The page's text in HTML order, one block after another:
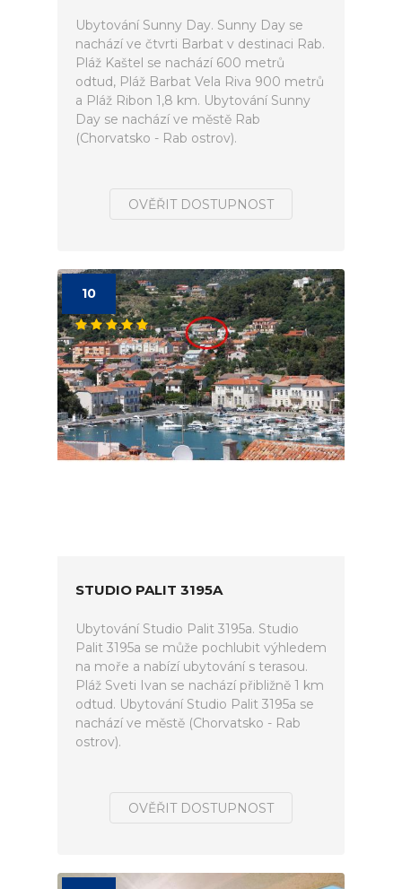
Ubytování Sunny Day. Sunny Day se
nachází ve čtvrti Barbat v destinaci Rab.
Pláž Kaštel se nachází 600 metrů
odtud, Pláž Barbat Vela Riva 900 metrů
a Pláž Ribon 1,8 km. Ubytování Sunny
Day se nachází ve městě Rab
(Chorvatsko - Rab ostrov).
OVĚŘIT DOSTUPNOST
10
STUDIO PALIT 3195A
Ubytování Studio Palit 3195a. Studio
Palit 3195a se může pochlubit výhledem
na moře a nabízí ubytování s terasou.
Pláž Sveti Ivan se nachází přibližně 1 km
odtud. Ubytování Studio Palit 3195a se
nachází ve městě (Chorvatsko - Rab
ostrov).
OVĚŘIT DOSTUPNOST